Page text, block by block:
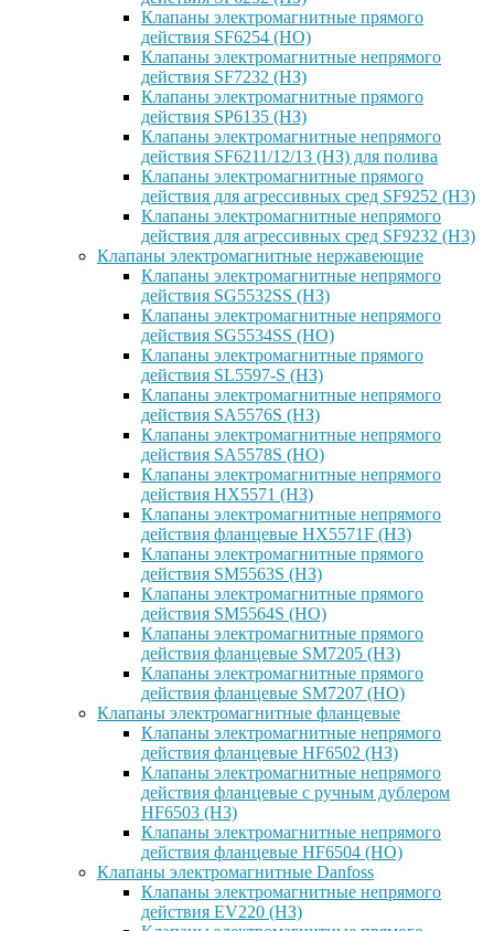
Клапаны электромагнитные прямого
действия SF6254 (НО)
Клапаны электромагнитные непрямого
действия SF7232 (НЗ)
Клапаны электромагнитные прямого
действия SP6135 (НЗ)
Клапаны электромагнитные непрямого
действия SF6211/12/13 (НЗ) для полива
Клапаны электромагнитные прямого
действия для агрессивных сред SF9252 (H3)
Клапаны электромагнитные непрямого
действия для агрессивных сред SF9232 (H3)
Клапаны электромагнитные нержавеющие
Клапаны электромагнитные непрямого
действия SG5532SS (НЗ)
Клапаны электромагнитные непрямого
действия SG5534SS (НО)
Клапаны электромагнитные прямого
действия SL5597-S (НЗ)
Клапаны электромагнитные непрямого
действия SA5576S (НЗ)
Клапаны электромагнитные непрямого
действия SA5578S (НО)
Клапаны электромагнитные непрямого
действия HX5571 (НЗ)
Клапаны электромагнитные непрямого
действия фланцевые HX5571F (НЗ)
Клапаны электромагнитные прямого
действия SM5563S (НЗ)
Клапаны электромагнитные прямого
действия SM5564S (НО)
Клапаны электромагнитные прямого
действия фланцевые SM7205 (НЗ)
Клапаны электромагнитные прямого
действия фланцевые SM7207 (НО)
Клапаны электромагнитные фланцевые
Клапаны электромагнитные непрямого
действия фланцевые HF6502 (НЗ)
Клапаны электромагнитные непрямого
действия фланцевые с ручным дублером
HF6503 (Н3)
Клапаны электромагнитные непрямого
действия фланцевые HF6504 (НО)
Клапаны электромагнитные Danfoss
Клапаны электромагнитные непрямого
действия EV220 (НЗ)